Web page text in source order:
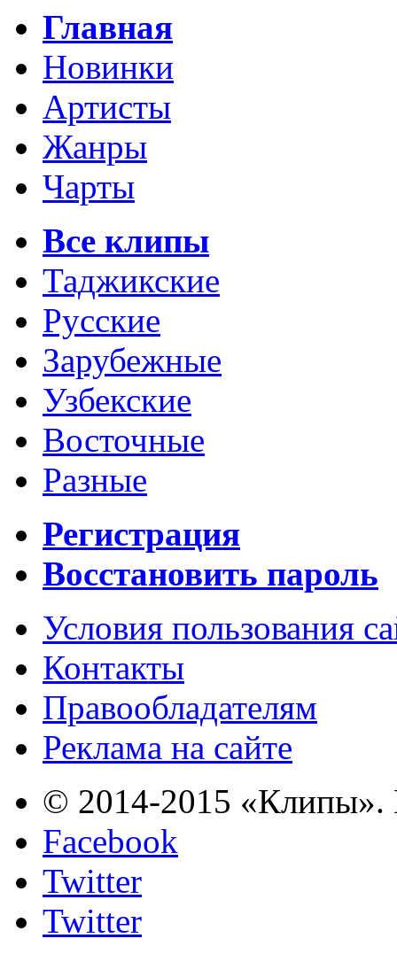
Главная
Новинки
Артисты
Жанры
Чарты
Все клипы
Таджикские
Русские
Зарубежные
Узбекские
Восточные
Разные
Регистрация
Восстановить пароль
Условия пользования
Контакты
Правообладателям
Реклама на сайте
© 2014-2015 «Клипы».
Facebook
Twitter
Twitter